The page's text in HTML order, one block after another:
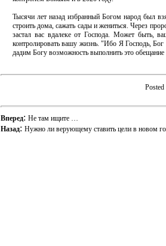
Тысячи лет назад избранный Богом народ был
строить дома, сажать сады и жениться. Через
застал вас вдалеке от Господа. Может быть,
контролировать вашу жизнь. "Ибо Я Господь,
дадим Богу возможность выполнить это
Вперед: Не там ищите …
Назад: Нужно ли верующему ставить цели в новом